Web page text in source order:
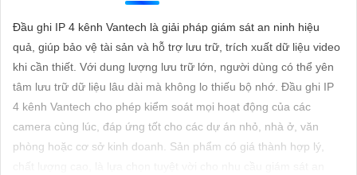
VẤN
LẮP
ĐẶT
PHỤ
KIỆN
Đầu ghi IP 4 kênh Vantech là giải pháp giám sát an ninh hiệu
quả, giúp bảo vệ tài sản và hỗ trợ lưu trữ, trích xuất dữ liệu video
khi cần thiết. Với dung lượng lưu trữ lớn, người dùng có thể yên
tâm lưu trữ dữ liệu lâu dài mà không lo thiếu bộ nhớ. Đầu ghi IP
4 kênh Vantech cho phép kiểm soát mọi hoạt động của các
camera cùng lúc, đáp ứng tốt cho các dự án nhỏ, nhà ở, văn
phòng hoặc cơ sở kinh doanh. Sản phẩm có giá thành hợp lý,